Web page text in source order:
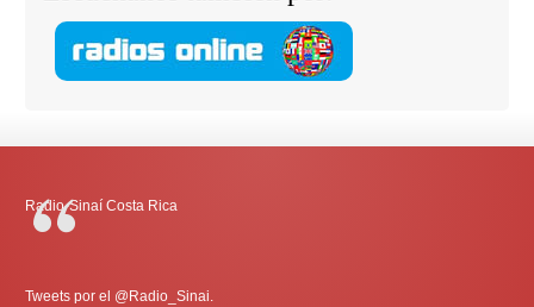
Radio-Sinaí Costa Rica
Tweets por el @Radio_Sinai.